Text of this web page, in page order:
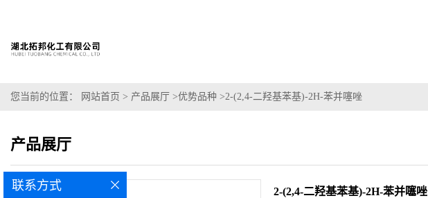
您当前的位置： 网站首页 > 产品展厅 >优势品种 >2-(2,4-二羟基苯基)-2H-苯并噻唑
产品展厅
2-(2,4-二羟基苯基)-2H-苯并噻唑
联系方式